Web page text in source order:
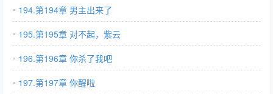
194.第194章 男主出来了
195.第195章 对不起，紫云
196.第196章 你杀了我吧
197.第197章 你醒啦